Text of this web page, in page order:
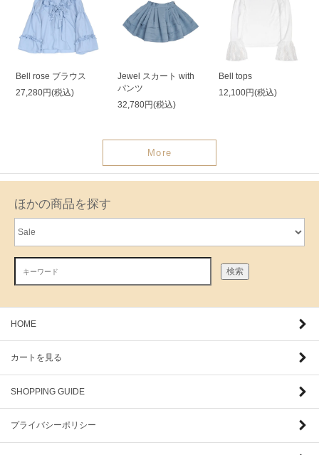
Bell rose ブラウス
27,280円(税込)
Jewel スカート with
パンツ
32,780円(税込)
Bell tops
12,100円(税込)
More
ほかの商品を探す
検索
HOME
カートを見る
SHOPPING GUIDE
プライバシーポリシー